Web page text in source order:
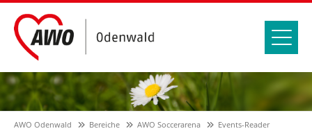
AWO Odenwald Bereiche AWO Soccerarena Events-Reader